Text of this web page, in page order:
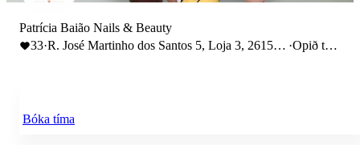
Patrícia Baião Nails & Beauty
33·R. José Martinho dos Santos 5, Loja 3, 2615-
·Opið til
Bóka tíma